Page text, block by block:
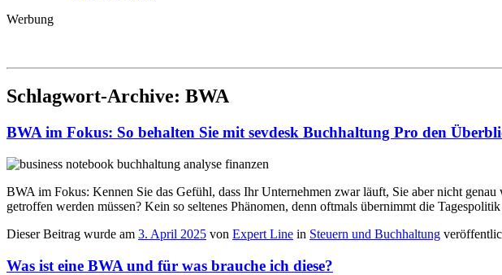
Werbung
Schlagwort-Archive: BWA
BWA im Fokus: So behalten Sie mit sevdesk Buchhaltung Pro den
BWA im Fokus: Kennen Sie das Gefühl, dass Ihr Unternehmen zwar läuft, Sie aber nicht
getroffen werden müssen? Kein so seltenes Phänomen, denn oftmals übernimmt die
Dieser Beitrag wurde am 3. April 2025 von Expert Line in Steuern und Buchhaltung
Was ist eine BWA und für was brauche ich diese?